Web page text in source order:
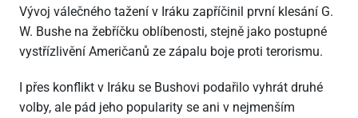
Vývoj válečného tažení v Iráku zapříčinil první klesání G.
W. Bushe na žebříčku oblíbenosti, stejně jako postupné
vystřízlivění Američanů ze zápalu boje proti terorismu.
I přes konflikt v Iráku se Bushovi podařilo vyhrát druhé
volby, ale pád jeho popularity se ani v nejmenším